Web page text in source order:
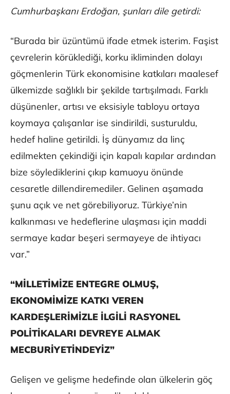
Cumhurbaşkanı Erdoğan, şunları dile getirdi:
“Burada bir üzüntümü ifade etmek isterim. Faşist
çevrelerin körüklediği, korku ikliminden dolayı
göçmenlerin Türk ekonomisine katkıları maalesef
ülkemizde sağlıklı bir şekilde tartışılmadı. Farklı
düşünenler, artısı ve eksisiyle tabloyu ortaya
koymaya çalışanlar ise sindirildi, susturuldu,
hedef haline getirildi. İş dünyamız da linç
edilmekten çekindiği için kapalı kapılar ardından
bize söylediklerini çıkıp kamuoyu önünde
cesaretle dillendiremediler. Gelinen aşamada
şunu açık ve net görebiliyoruz. Türkiye’nin
kalkınması ve hedeflerine ulaşması için maddi
sermaye kadar beşeri sermayeye de ihtiyacı
var.”
“MİLLETİMİZE ENTEGRE OLMUŞ,
EKONOMİMİZE KATKI VEREN
KARDEŞLERİMİZLE İLGİLİ RASYONEL
POLİTİKALARI DEVREYE ALMAK
MECBURİYETİNDEYİZ”
Gelişen ve gelişme hedefinde olan ülkelerin göç